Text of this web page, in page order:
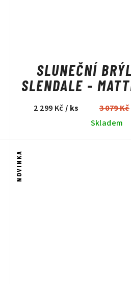
SLUNEČNÍ
SLENDALE -
HIPER BLUE
MIRROR
2 299 Kč/ ks 3 079 Kč
Skladem
NOVINKA